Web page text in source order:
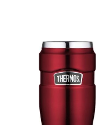
Detail produktu